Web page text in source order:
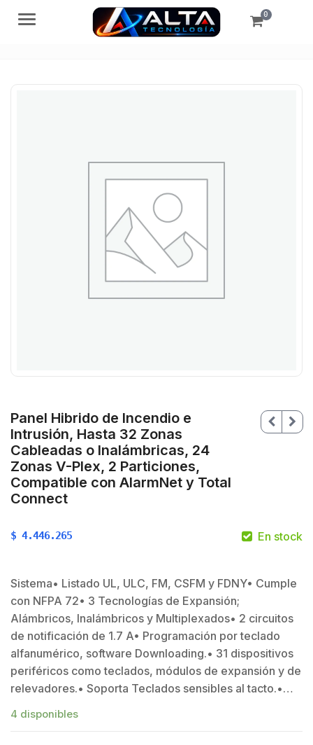
Menú 0
Panel Hibrido de Incendio e
Intrusión, Hasta 32 Zonas
Cableadas o Inalámbricas, 24
Zonas V-Plex, 2 Particiones,
Compatible con AlarmNet y Total
Connect
$ 4.446.265 En stock
Sistema• Listado UL, ULC, FM, CSFM y FDNY• Cumple
con NFPA 72• 3 Tecnologías de Expansión;
Alámbricos, Inalámbricos y Multiplexados• 2 circuitos
de notificación de 1.7 A• Programación por teclado
alfanumérico, software Downloading.• 31 dispositivos
periféricos como teclados, módulos de expansión y de
relevadores.• Soporta Teclados sensibles al tacto.•…
4 disponibles